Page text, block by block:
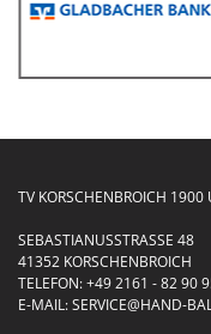
TV KORSCHENBROICH
SEBASTIANUSSTRASSE 48
41352 KORSCHENBROICH
TELEFON:+49 2161 - 82 90
E-MAIL:SERVICE@HAND-